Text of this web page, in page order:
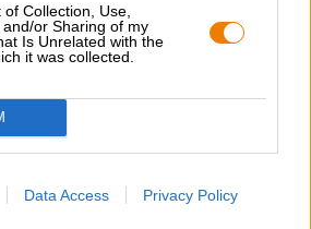
Collection, Use,
or Sharing of my
Is Unrelated with the
it was collected.
Data Access Privacy Policy
€ 26,19
0,75 L Bottiglia - € 34,92 / LTR
Esaurito